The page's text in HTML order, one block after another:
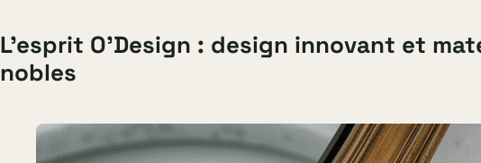
L’esprit O’Design : design innovant et
nobles